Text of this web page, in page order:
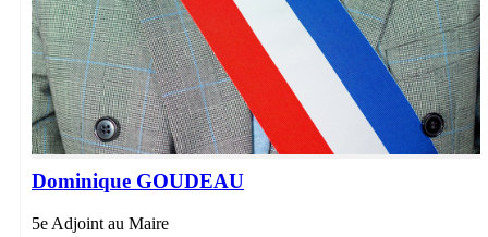
Dominique GOUDEAU
5e Adjoint au Maire